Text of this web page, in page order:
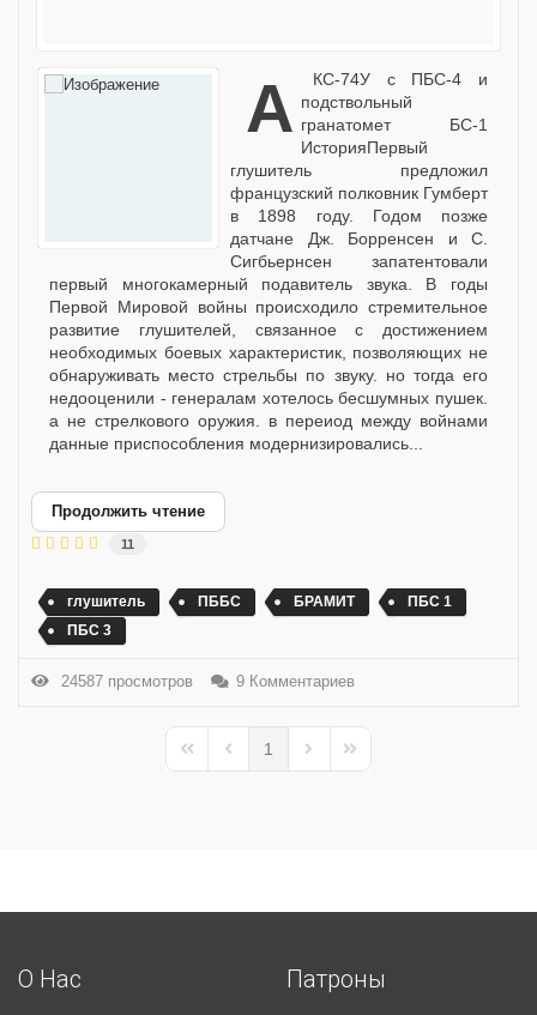
АКС-74У с ПБС-4 и подствольный
гранатомет БС-1
ИсторияПервый
глушитель предложил
французский полковник Гумберт
в 1898 году. Годом позже
датчане Дж. Борренсен и С.
Сигбьернсен запатентовали
первый многокамерный подавитель звука. В годы
Первой Мировой войны происходило стремительное
развитие глушителей, связанное с достижением
необходимых боевых характеристик, позволяющих не
обнаруживать место стрельбы по звуку. но тогда его
недооценили - генералам хотелось бесшумных пушек.
а не стрелкового оружия. в переиод между войнами
данные приспособления модернизировались...
Продолжить чтение
11
глушитель ПББС БРАМИТ
ПБС 1
ПБС 3
24587 просмотров 9 Комментариев
First PagePrevious Page
1
Next PageLast Page
О Нас Патроны